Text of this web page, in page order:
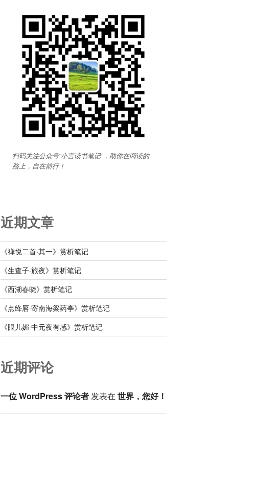
扫码关注公众号“小言读书笔记”，助你在阅读的
路上，自在前行！
近期文章
《禅悦二首·其一》赏析笔记
《生查子·旅夜》赏析笔记
《西湖春晓》赏析笔记
《点绛唇·寄南海梁药亭》赏析笔记
《眼儿媚·中元夜有感》赏析笔记
近期评论
一位 WordPress 评论者发表在 世界，您好！